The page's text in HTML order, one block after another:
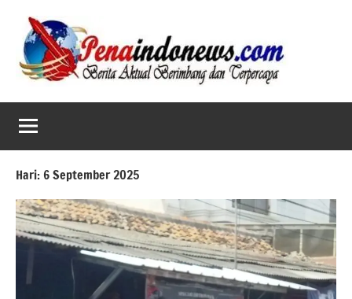
content
Hari:6 September 2025